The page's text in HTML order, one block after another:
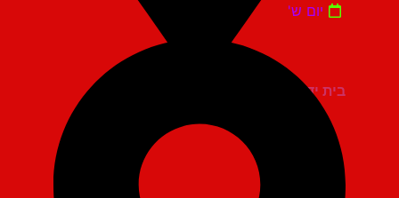
בית יד לבנים אשדוד
יום ש'